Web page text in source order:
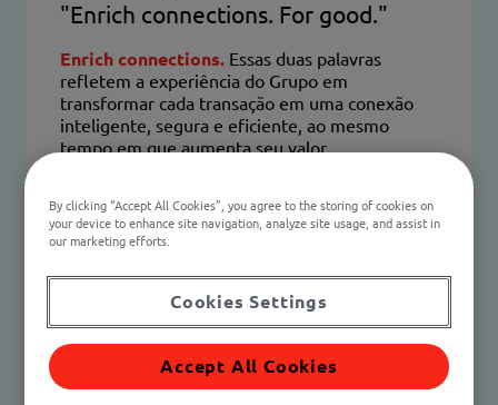
"Enrich connections. For good."
Enrich connections. Essas duas palavras
refletem a experiência do Grupo em
transformar cada transação em uma conexão
inteligente, segura e eficiente, ao mesmo
tempo em que aumenta seu valor.
impacto positivo na saúde e no bem-estar. Elas
apoiam a economia local, protegem a
comunidade e contribuem para a preservação
do meio ambiente.
By clicking “Accept All Cookies”, you agree to the storing of cookies on
your device to enhance site navigation, analyze site usage, and assist in
our marketing efforts.
Accept All Cookies
Cookies Settings